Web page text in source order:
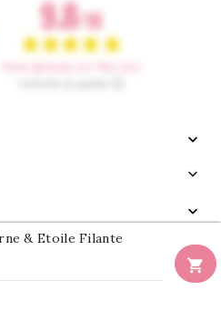
& Etoile Filante



